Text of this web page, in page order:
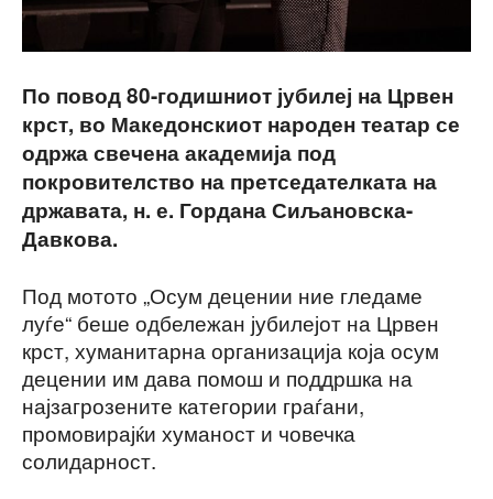
По повод 80-годишниот јубилеј на Црвен
крст, во Македонскиот народен театар се
одржа свечена академија под
покровителство на претседателката на
државата, н. е. Гордана Сиљановска-
Давкова.
Под мотото „Осум децении ние гледаме
луѓе“ беше одбележан јубилејот на Црвен
крст, хуманитарна организација која осум
децении им дава помош и поддршка на
најзагрозените категории граѓани,
промовирајќи хуманост и човечка
солидарност.